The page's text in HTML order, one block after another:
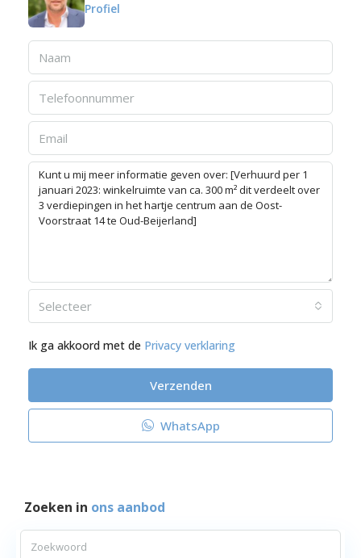
Profiel
Selecteer
Ik ga akkoord met de Privacy verklaring
Verzenden
WhatsApp
Zoeken in ons aanbod